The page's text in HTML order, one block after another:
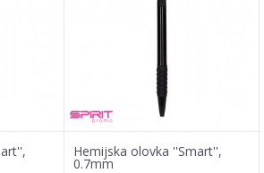
Hemijska olovka ''Smart'',
0.7mm